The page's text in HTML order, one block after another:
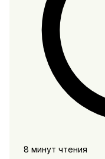
8 минут чтения